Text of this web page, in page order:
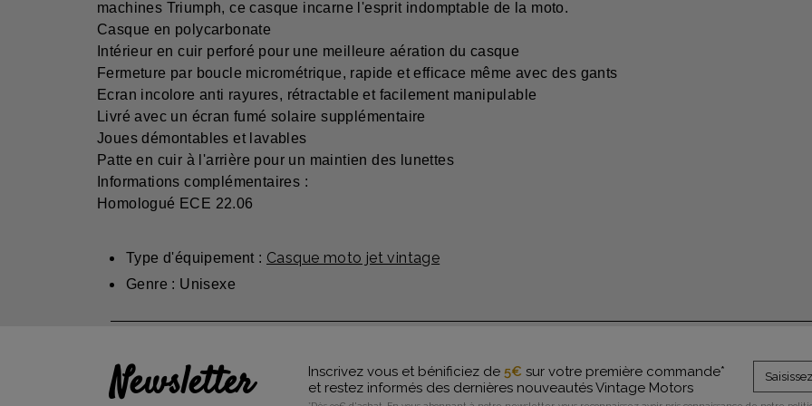
machines Triumph, ce casque incarne l'esprit indomptable de la moto.
Casque en polycarbonate
Intérieur en cuir perforé pour une meilleure aération du casque
Fermeture par boucle micrométrique, rapide et efficace même avec des gants
Ecran incolore anti rayures, rétractable et facilement manipulable
Livré avec un écran fumé solaire supplémentaire
Joues démontables et lavables
Patte en cuir à l'arrière pour un maintien des lunettes
Informations complémentaires :
Homologué ECE 22.06
Type d'équipement : Casque moto jet vintage
Genre : Unisexe
Newsletter Inscrivez vous et bénificiez de 5€ sur votre première commande*
et restez informés des dernières nouveautés Vintage Motors